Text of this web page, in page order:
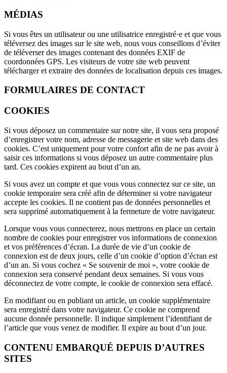
MÉDIAS
Si vous êtes un utilisateur ou une utilisatrice enregistré·e et que vous
téléversez des images sur le site web, nous vous conseillons d’éviter
de téléverser des images contenant des données EXIF de
coordonnées GPS. Les visiteurs de votre site web peuvent
télécharger et extraire des données de localisation depuis ces images.
FORMULAIRES DE CONTACT
COOKIES
Si vous déposez un commentaire sur notre site, il vous sera proposé
d’enregistrer votre nom, adresse de messagerie et site web dans des
cookies. C’est uniquement pour votre confort afin de ne pas avoir à
saisir ces informations si vous déposez un autre commentaire plus
tard. Ces cookies expirent au bout d’un an.
Si vous avez un compte et que vous vous connectez sur ce site, un
cookie temporaire sera créé afin de déterminer si votre navigateur
accepte les cookies. Il ne contient pas de données personnelles et
sera supprimé automatiquement à la fermeture de votre navigateur.
Lorsque vous vous connecterez, nous mettrons en place un certain
nombre de cookies pour enregistrer vos informations de connexion
et vos préférences d’écran. La durée de vie d’un cookie de
connexion est de deux jours, celle d’un cookie d’option d’écran est
d’un an. Si vous cochez « Se souvenir de moi », votre cookie de
connexion sera conservé pendant deux semaines. Si vous vous
déconnectez de votre compte, le cookie de connexion sera effacé.
En modifiant ou en publiant un article, un cookie supplémentaire
sera enregistré dans votre navigateur. Ce cookie ne comprend
aucune donnée personnelle. Il indique simplement l’identifiant de
l’article que vous venez de modifier. Il expire au bout d’un jour.
CONTENU EMBARQUÉ DEPUIS D’AUTRES
SITES